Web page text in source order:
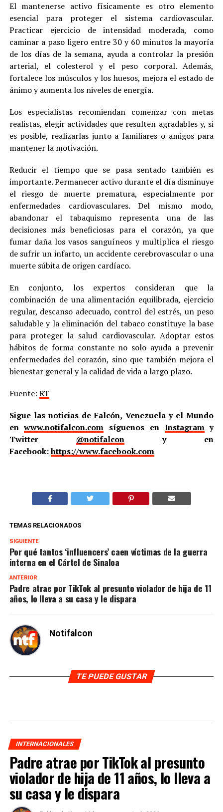
El mantenerse activo físicamente es otro elemento
esencial para proteger el sistema cardiovascular.
Practicar ejercicio de intensidad moderada, como
caminar a paso ligero entre 30 y 60 minutos la mayoría
de los días de la semana, ayuda a controlar la presión
arterial, el colesterol y el peso corporal. Además,
fortalece los músculos y los huesos, mejora el estado de
ánimo y aumenta los niveles de energía.
Los especialistas recomiendan comenzar con metas
realistas, elegir actividades que resulten agradables y, si
es posible, realizarlas junto a familiares o amigos para
mantener la motivación.
Reducir el tiempo que se pasa sentado también es
importante. Permanecer activo durante el día disminuye
el riesgo de muerte prematura, especialmente por
enfermedades cardiovasculares. Del mismo modo,
abandonar el tabaquismo representa una de las
decisiones más beneficiosas para el corazón, ya que
fumar daña los vasos sanguíneos y multiplica el riesgo
de sufrir un infarto, un accidente cerebrovascular o una
muerte súbita de origen cardíaco.
En conjunto, los expertos consideran que la
combinación de una alimentación equilibrada, ejercicio
regular, descanso adecuado, control del estrés, un peso
saludable y la eliminación del tabaco constituye la base
para proteger la salud cardiovascular. Adoptar estos
hábitos de forma constante no solo ayuda a prevenir
enfermedades del corazón, sino que también mejora el
bienestar general y la calidad de vida a largo plazo.
Fuente: RT
Sigue las noticias de Falcón, Venezuela y el Mundo
enwww.notifalcon.com síguenos en Instagramy
Twitter @notifalcony en
Facebook:https://www.facebook.com
TEMAS RELACIONADOS
SIGUIENTE
Por qué tantos ‘influencers’ caen víctimas de la guerra
interna en el Cártel de Sinaloa
ANTERIOR
Padre atrae por TikTok al presunto violador de hija de 11
años, lo lleva a su casa y le dispara
Notifalcon
TE PUEDE GUSTAR
INTERNACIONALES
Padre atrae por TikTok al presunto
violador de hija de 11 años, lo lleva a
su casa y le dispara